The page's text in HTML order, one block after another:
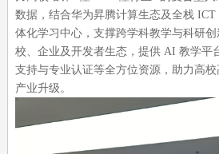
数据，结合华为昇腾计算生态及全栈
体化学习中心，支撑跨学科教学与科研
校、企业及开发者生态，提供 AI 教学平
支持与专业认证等全方位资源，助力高
产业升级。